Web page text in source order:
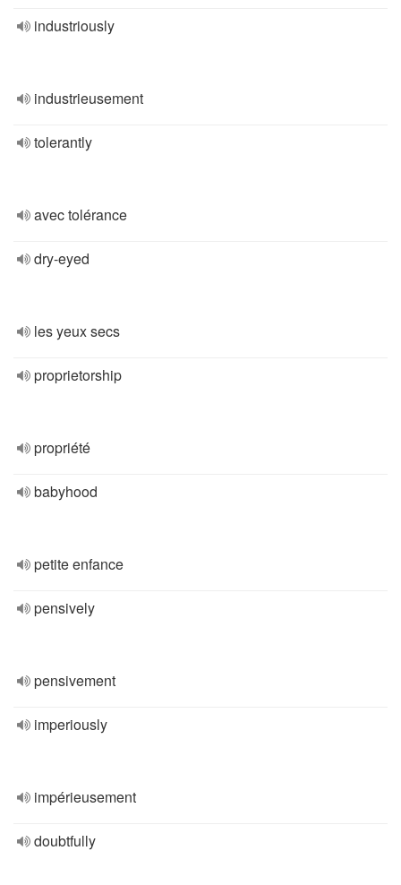
industriously
industrieusement
tolerantly
avec tolérance
dry-eyed
les yeux secs
proprietorship
propriété
babyhood
petite enfance
pensively
pensivement
imperiously
impérieusement
doubtfully